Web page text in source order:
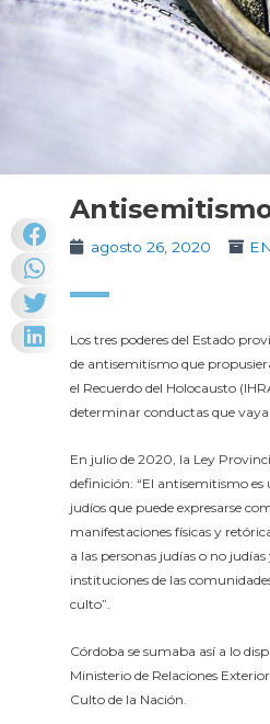
agosto 26, 2020
Los tres poderes del Estado
de antisemitismo que
el Recuerdo del Holocausto
determinar conductas que
En julio de 2020, la Ley
definición: “El antisemitismo es
judíos que puede expresarse
manifestaciones físicas y
a las personas judías o no judías
instituciones de las
culto”.
Córdoba se sumaba así a lo
Ministerio de Relaciones
Culto de la Nación.